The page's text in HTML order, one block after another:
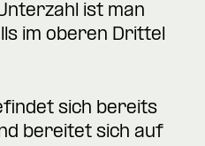
ist man
im oberen Drittel
sich bereits
bereitet sich auf